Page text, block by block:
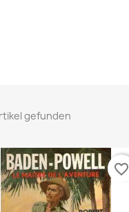
gefunden
favorite_border